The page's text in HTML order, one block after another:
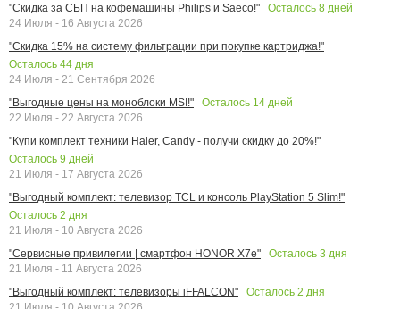
"Скидка за СБП на кофемашины Philips и Saeco!"
Осталось 8 дней
24 Июля - 16 Августа 2026
"Скидка 15% на систему фильтрации при покупке картриджа!"
Осталось 44 дня
24 Июля - 21 Сентября 2026
"Выгодные цены на моноблоки MSI!"
Осталось 14 дней
22 Июля - 22 Августа 2026
"Купи комплект техники Haier, Candy - получи скидку до 20%!"
Осталось 9 дней
21 Июля - 17 Августа 2026
"Выгодный комплект: телевизор TCL и консоль PlayStation 5 Slim!"
Осталось 2 дня
21 Июля - 10 Августа 2026
"Сервисные привилегии | смартфон HONOR X7e"
Осталось 3 дня
21 Июля - 11 Августа 2026
"Выгодный комплект: телевизоры iFFALCON"
Осталось 2 дня